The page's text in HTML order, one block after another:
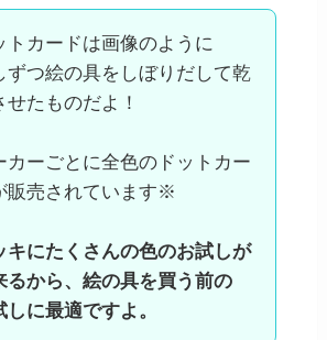
トカードは画像のように
ずつ絵の具をしぼりだして乾
せたものだよ！
カーごとに全色のドットカー
販売されています※
キにたくさんの色のお試しが
るから、絵の具を買う前の
しに最適ですよ。